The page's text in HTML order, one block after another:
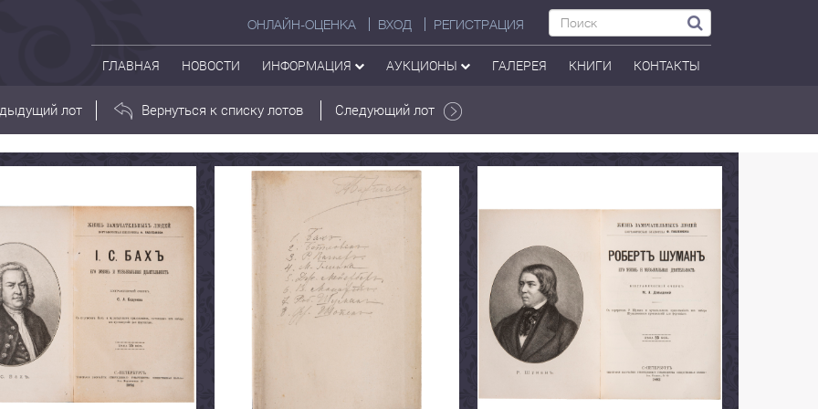
ОНЛАЙН-ОЦЕНКА ВХОД РЕГИСТРАЦИЯ
ГЛАВНАЯ НОВОСТИ ИНФОРМАЦИЯ АУКЦИОНЫ ГАЛЕРЕЯ КНИГИ КОНТАКТЫ
лот Вернуться к списку лотов Следующий лот